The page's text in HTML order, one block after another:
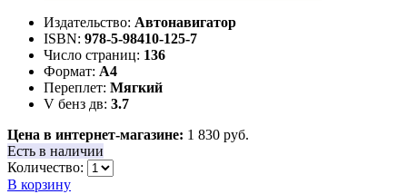
Издательство: Автонавигатор
ISBN: 978-5-98410-125-7
Число страниц: 136
Формат: А4
Переплет: Мягкий
V бенз дв: 3.7
Цена в интернет-магазине: 1 830 руб.
Есть в наличии
Количество:
В корзину